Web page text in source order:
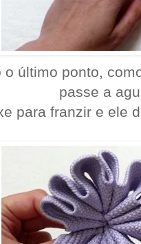
o último ponto,
passe a
para franzir e ele